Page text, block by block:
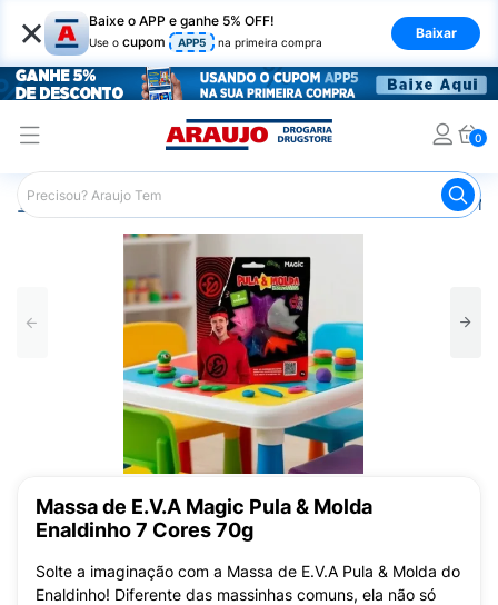
× Baixe o APP e ganhe 5% OFF!
Use o cupom APP5 na primeira compra
Baixar
0
Araujo Infantil Massa de E.V.A
Massa de E.V.A Magic Pula & Molda
Enaldinho 7 Cores 70g
Solte a imaginação com a Massa de E.V.A Pula & Molda do
Enaldinho! Diferente das massinhas comuns, ela não só